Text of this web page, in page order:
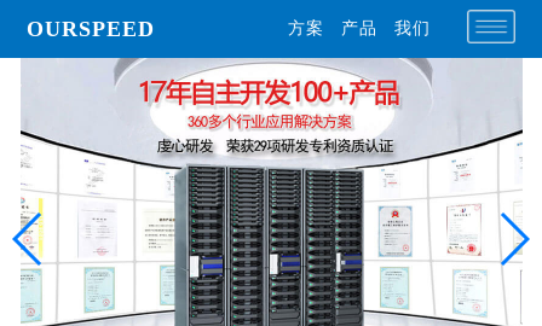
OURSPEED 方案 产品 我们